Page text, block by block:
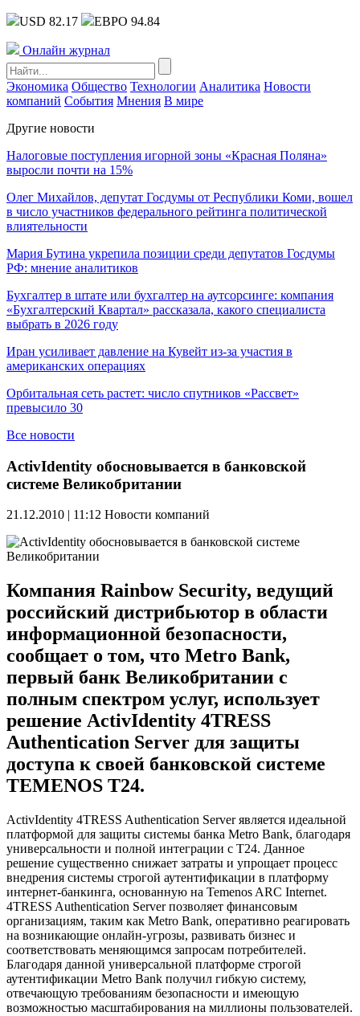
USD 82.17 ЕВРО 94.84
Онлайн журнал
Экономика Общество Технологии Аналитика Новости
компаний События Мнения В мире
Другие новости
Налоговые поступления игорной зоны «Красная Поляна»
выросли почти на 15%
Олег Михайлов, депутат Госдумы от Республики Коми, вошел
в число участников федерального рейтинга политической
влиятельности
Мария Бутина укрепила позиции среди депутатов Госдумы
РФ: мнение аналитиков
Бухгалтер в штате или бухгалтер на аутсорсинге: компания
«Бухгалтерский Квартал» рассказала, какого специалиста
выбрать в 2026 году
Иран усиливает давление на Кувейт из-за участия в
американских операциях
Орбитальная сеть растет: число спутников «Рассвет»
превысило 30
Все новости
ActivIdentity обосновывается в банковской
системе Великобритании
21.12.2010 | 11:12 Новости компаний
Компания Rainbow Security, ведущий
российский дистрибьютор в области
информационной безопасности,
сообщает о том, что Metro Bank,
первый банк Великобритании с
полным спектром услуг, использует
решение ActivIdentity 4TRESS
Authentication Server для защиты
доступа к своей банковской системе
TEMENOS T24.
ActivIdentity 4TRESS Authentication Server является идеальной
платформой для защиты системы банка Metro Bank, благодаря
универсальности и полной интеграции с Т24. Данное
решение существенно снижает затраты и упрощает процесс
внедрения системы строгой аутентификации в платформу
интернет-банкинга, основанную на Temenos ARC Internet.
4TRESS Authentication Server позволяет финансовым
организациям, таким как Metro Bank, оперативно реагировать
на возникающие онлайн-угрозы, развивать бизнес и
соответствовать меняющимся запросам потребителей.
Благодаря данной универсальной платформе строгой
аутентификации Metro Bank получил гибкую систему,
отвечающую требованиям безопасности и имеющую
возможностью масштабирования на миллионы пользователей.